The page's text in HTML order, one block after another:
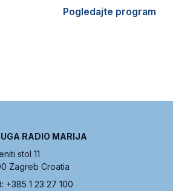
Pogledajte program
RADIO MARIJA
stol 11
Zagreb Croatia
+385 1 23 27 100